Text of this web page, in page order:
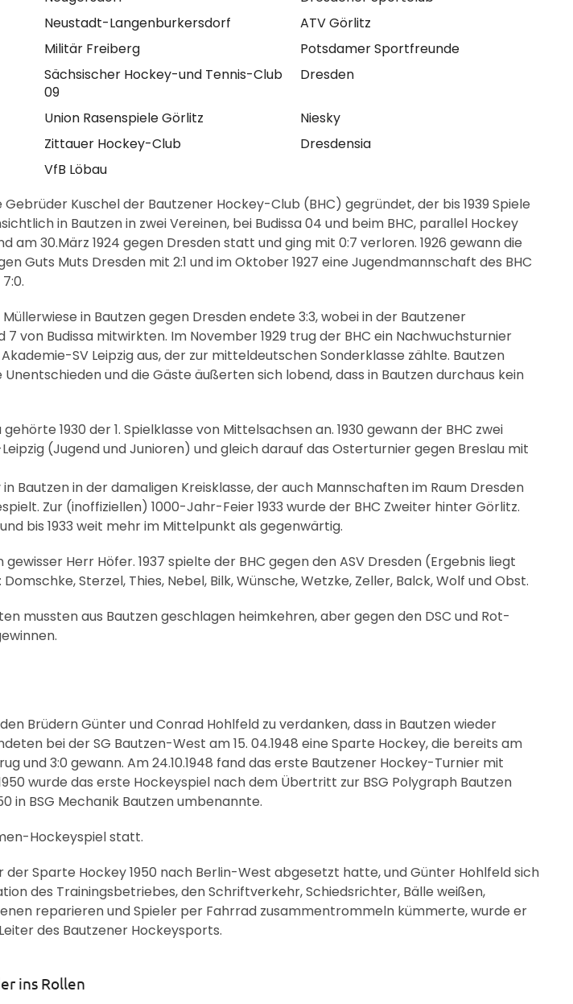
Neustadt-Langenburkersdorf
ATV Görlitz
Militär Freiberg
Potsdamer Sportfreunde
Sächsischer Hockey-und Tennis-Club
09
Dresden
Union Rasenspiele Görlitz
Niesky
Zittauer Hockey-Club
Dresdensia
VfB Löbau
Gebrüder Kuschel der Bautzener Hockey-Club (BHC) gegründet, der bis 1939 Spiele
in Bautzen in zwei Vereinen, bei Budissa 04 und beim BHC, parallel Hockey
am 30.März 1924 gegen Dresden statt und ging mit 0:7 verloren. 1926 gewann die
Guts Muts Dresden mit 2:1 und im Oktober 1927 eine Jugendmannschaft des BHC
in Bautzen gegen Dresden endete 3:3, wobei in der Bautzener
7 von Budissa mitwirkten. Im November 1929 trug der BHC ein Nachwuchsturnier
SV Leipzig aus, der zur mitteldeutschen Sonderklasse zählte. Bautzen
und die Gäste äußerten sich lobend, dass in Bautzen durchaus kein
1930 der 1. Spielklasse von Mittelsachsen an. 1930 gewann der BHC zwei
(Jugend und Junioren) und gleich darauf das Osterturnier gegen Breslau mit
Bautzen in der damaligen Kreisklasse, der auch Mannschaften im Raum Dresden
Zur (inoffiziellen) 1000-Jahr-Feier 1933 wurde der BHC Zweiter hinter Görlitz.
bis 1933 weit mehr im Mittelpunkt als gegenwärtig.
gewisser Herr Höfer. 1937 spielte der BHC gegen den ASV Dresden (Ergebnis liegt
Sterzel, Thies, Nebel, Bilk, Wünsche, Wetzke, Zeller, Balck, Wolf und Obst.
mussten aus Bautzen geschlagen heimkehren, aber gegen den DSC und Rot-
Brüdern Günter und Conrad Hohlfeld zu verdanken, dass in Bautzen wieder
bei der SG Bautzen-West am 15. 04.1948 eine Sparte Hockey, die bereits am
und 3:0 gewann. Am 24.10.1948 fand das erste Bautzener Hockey-Turnier mit
wurde das erste Hockeyspiel nach dem Übertritt zur BSG Polygraph Bautzen
in BSG Mechanik Bautzen umbenannte.
Hockeyspiel statt.
der Sparte Hockey 1950 nach Berlin-West abgesetzt hatte, und Günter Hohlfeld sich
des Trainingsbetriebes, den Schriftverkehr, Schiedsrichter, Bälle weißen,
reparieren und Spieler per Fahrrad zusammentrommeln kümmerte, wurde er
des Bautzener Hockeysports.
ins Rollen